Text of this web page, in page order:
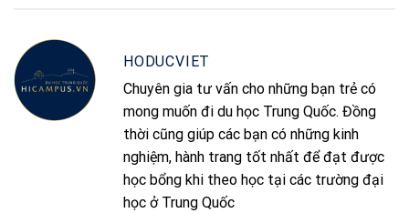
HODUCVIET
Chuyên gia tư vấn cho những bạn trẻ có
mong muốn đi du học Trung Quốc. Đồng
thời cũng giúp các bạn có những kinh
nghiệm, hành trang tốt nhất để đạt được
học bổng khi theo học tại các trường đại
học ở Trung Quốc